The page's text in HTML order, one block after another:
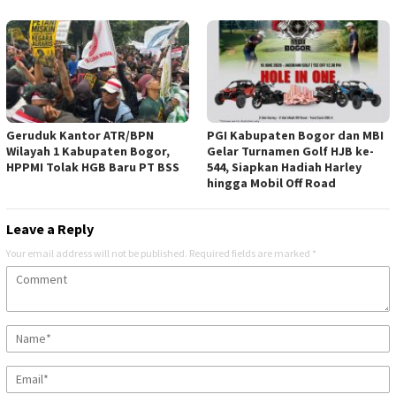
Geruduk Kantor ATR/BPN
Wilayah 1 Kabupaten Bogor,
HPPMI Tolak HGB Baru PT BSS
PGI Kabupaten Bogor dan MBI
Gelar Turnamen Golf HJB ke-
544, Siapkan Hadiah Harley
hingga Mobil Off Road
Leave a Reply
Your email address will not be published. Required fields are marked *